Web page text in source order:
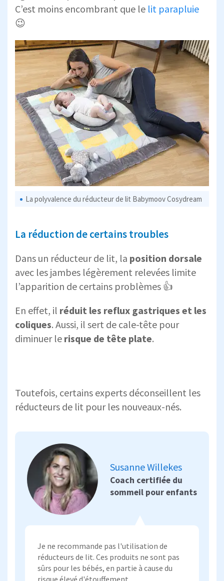
C’est moins encombrant que le lit parapluie
😉
La polyvalence du réducteur de lit Babymoov Cosydream
La réduction de certains troubles
Dans un réducteur de lit, la position dorsale
avec les jambes légèrement relevées limite
l’apparition de certains problèmes 👍
En effet, il réduit les reflux gastriques et les
coliques. Aussi, il sert de cale-tête pour
diminuer le risque de tête plate.
Toutefois, certains experts déconseillent les
réducteurs de lit pour les nouveaux-nés.
Je ne recommande pas l'utilisation de
réducteurs de lit. Ces produits ne sont pas
sûrs pour les bébés, en partie à cause du
Susanne Willekes
Coach certifiée du
sommeil pour enfants